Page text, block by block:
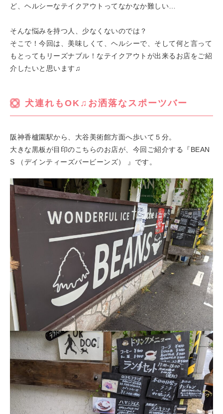
ど、ヘルシーなテイクアウトってなかなか難しい…
そんな悩みを持つ人、少なくないのでは？
そこで！今回は、美味しくて、ヘルシーで、そして何と言って
もとってもリーズナブル！なテイクアウトが出来るお店をご紹
介したいと思います♫
犬連れもOK♫お洒落なスポーツバー
阪神香櫨園駅から、大谷美術館方面へ歩いて５分。
大きな黒板が目印のこちらのお店が、今回ご紹介する『BEAN
S （デインティーズバービーンズ） 』です。